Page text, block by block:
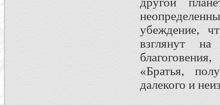
убеждение,
взглянут
«Братья,
далекого и